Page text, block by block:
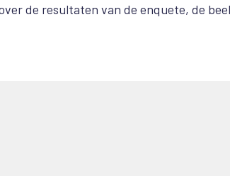
de resultaten van de enquete, de